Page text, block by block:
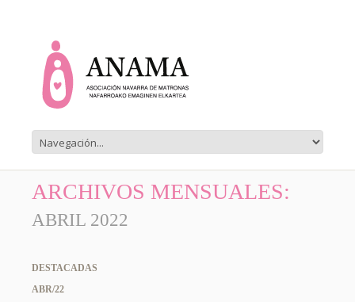
ARCHIVOS MENSUALES:
ABRIL 2022
DESTACADAS
ABR/22